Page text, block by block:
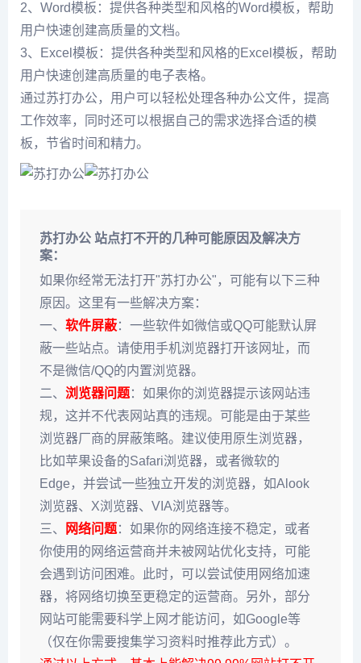
2、Word模板：提供各种类型和风格的Word模板，帮助
用户快速创建高质量的文档。
3、Excel模板：提供各种类型和风格的Excel模板，帮助
用户快速创建高质量的电子表格。
通过苏打办公，用户可以轻松处理各种办公文件，提高
工作效率，同时还可以根据自己的需求选择合适的模
板，节省时间和精力。
苏打办公 站点打不开的几种可能原因及解决方
案：
如果你经常无法打开"苏打办公"，可能有以下三种
原因。这里有一些解决方案：
一、 软件屏蔽：一些软件如微信或QQ可能默认屏
蔽一些站点。请使用手机浏览器打开该网址，而
不是微信/QQ的内置浏览器。
二、 浏览器问题：如果你的浏览器提示该网站违
规，这并不代表网站真的违规。可能是由于某些
浏览器厂商的屏蔽策略。建议使用原生浏览器，
比如苹果设备的Safari浏览器，或者微软的
Edge，并尝试一些独立开发的浏览器，如Alook
浏览器、X浏览器、VIA浏览器等。
三、
网络问题：如果你的网络连接不稳定，或者
你使用的网络运营商并未被网站优化支持，可能
会遇到访问困难。此时，可以尝试使用网络加速
器，将网络切换至更稳定的运营商。另外，部分
网站可能需要科学上网才能访问，如Google等
（仅在你需要搜集学习资料时推荐此方式）。